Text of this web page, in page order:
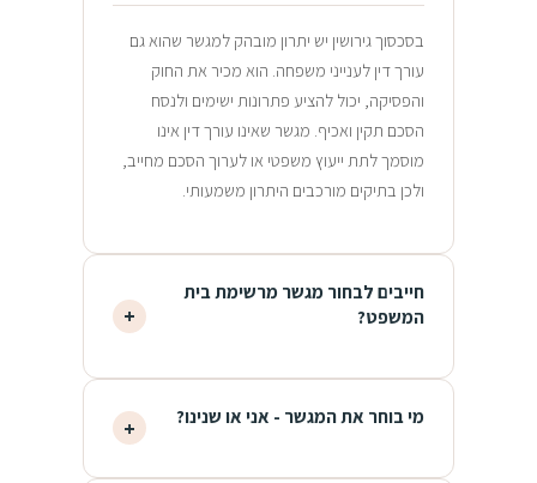
בסכסוך גירושין יש יתרון מובהק למגשר שהוא גם
עורך דין לענייני משפחה. הוא מכיר את החוק
והפסיקה, יכול להציע פתרונות ישימים ולנסח
הסכם תקין ואכיף. מגשר שאינו עורך דין אינו
מוסמך לתת ייעוץ משפטי או לערוך הסכם מחייב,
ולכן בתיקים מורכבים היתרון משמעותי.
חייבים לבחור מגשר מרשימת בית
המשפט?
+
לא. יחידת הסיוע עשויה להציג רשימת מגשרים, אך
בני הזוג רשאים לפנות לכל מגשר פרטי שיבחרו
ואינם מחויבים לרשימה. רשות בתי המשפט
מי בוחר את המגשר - אני או שנינו? +